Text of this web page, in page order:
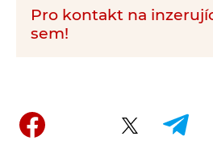
Pro kontakt na
sem!